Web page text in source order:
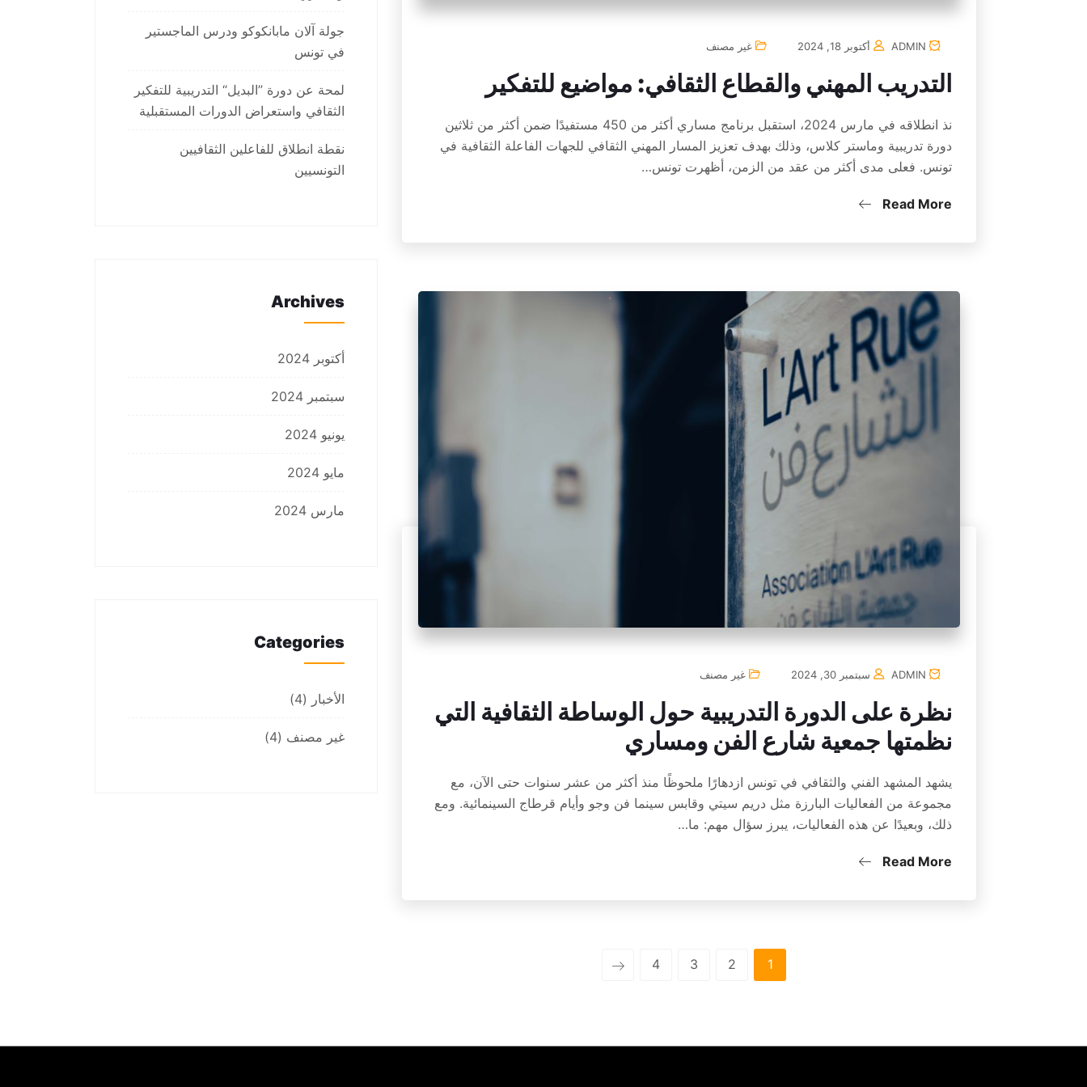
ADMIN أكتوبر 18, 2024 غير مصنف
التدريب المهني والقطاع الثقافي: مواضيع للتفكير
نذ انطلاقه في مارس 2024، استقبل برنامج مساري أكثر من 450 مستفيدًا ضمن أكثر من ثلاثين
دورة تدريبية وماستر كلاس، وذلك بهدف تعزيز المسار المهني الثقافي للجهات الفاعلة الثقافية في
تونس. فعلى مدى أكثر من عقد من الزمن، أظهرت تونس…
Read More
ADMIN سبتمبر 30, 2024 غير مصنف
نظرة على الدورة التدريبية حول الوساطة الثقافية التي
نظمتها جمعية شارع الفن ومساري
يشهد المشهد الفني والثقافي في تونس ازدهارًا ملحوظًا منذ أكثر من عشر سنوات حتى الآن، مع
مجموعة من الفعاليات البارزة مثل دريم سيتي وقابس سينما فن وجو وأيام قرطاج السينمائية. ومع
ذلك، وبعيدًا عن هذه الفعاليات، يبرز سؤال مهم: ما…
Read More
1
2
3
4
جولة آلان مابانكوكو ودرس الماجستير
في تونس
لمحة عن دورة ”البديل“ التدريبية للتفكير
الثقافي واستعراض الدورات المستقبلية
نقطة انطلاق للفاعلين الثقافيين
التونسيين
Archives
أكتوبر 2024
سبتمبر 2024
يونيو 2024
مايو 2024
مارس 2024
Categories
الأخبار (4)
غير مصنف (4)